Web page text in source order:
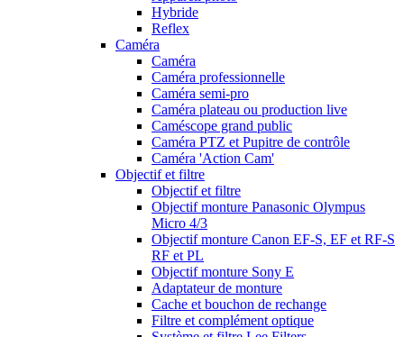
Hybride
Reflex
Caméra
Caméra
Caméra professionnelle
Caméra semi-pro
Caméra plateau ou production live
Caméscope grand public
Caméra PTZ et Pupitre de contrôle
Caméra 'Action Cam'
Objectif et filtre
Objectif et filtre
Objectif monture Panasonic Olympus
Micro 4/3
Objectif monture Canon EF-S, EF et RF-S
RF et PL
Objectif monture Sony E
Adaptateur de monture
Cache et bouchon de rechange
Filtre et complément optique